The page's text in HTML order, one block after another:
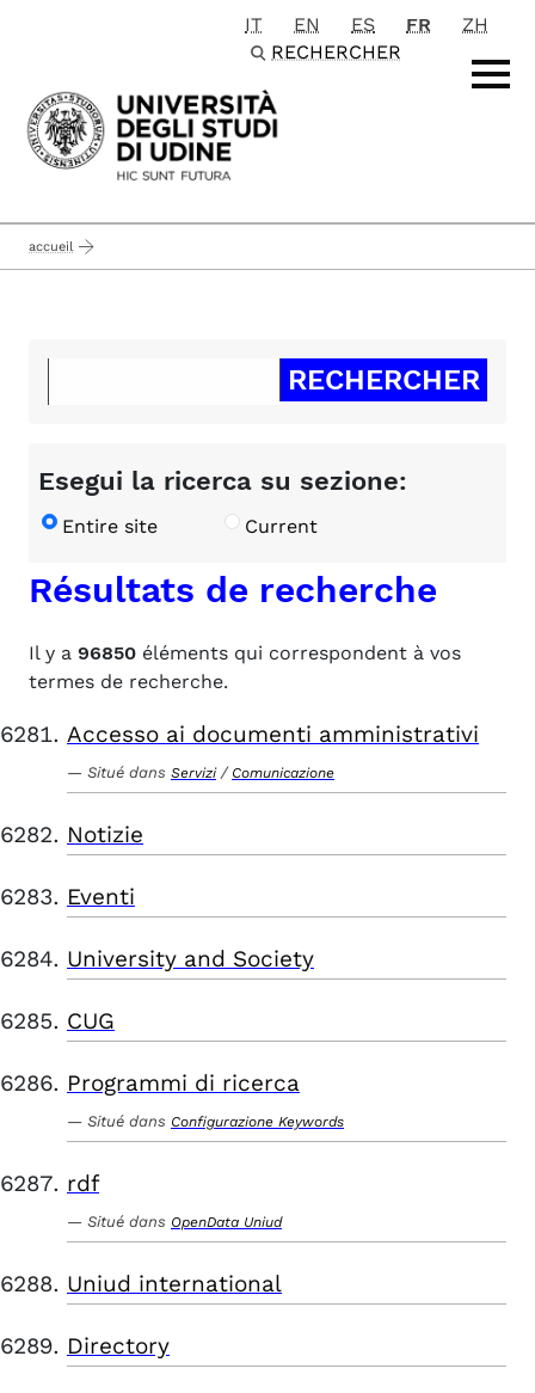
Passa al contenuto principale
IT EN ES FR
ZH
RECHERCHER
accueil
Esegui la ricerca su sezione:
Entire site Current
Résultats de recherche
Il y a 96850 éléments qui correspondent à vos
termes de recherche.
Accesso ai documenti amministrativi
Situé dans Servizi / Comunicazione
Notizie
Eventi
University and Society
CUG
Programmi di ricerca
Situé dans Configurazione Keywords
rdf
Situé dans OpenData Uniud
Uniud international
Directory